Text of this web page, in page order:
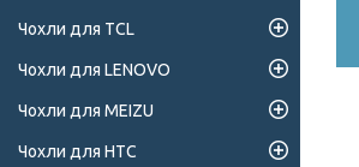
Чохли для TCL
Чохли для LENOVO
Чохли для MEIZU
Чохли для HTC